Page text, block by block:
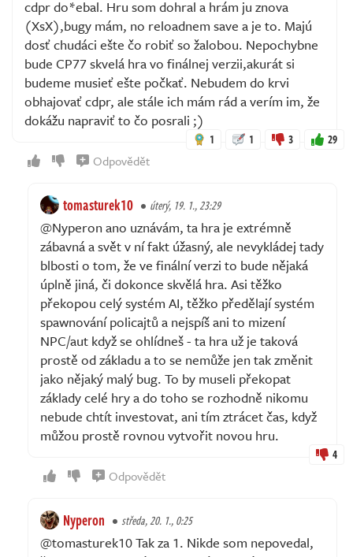
cdpr do*ebal. Hru som dohral a hrám ju znova
(XsX),bugy mám, no reloadnem save a je to. Majú
dosť chudáci ešte čo robiť so žalobou. Nepochybne
bude CP77 skvelá hra vo finálnej verzii,akurát si
budeme musieť ešte počkať. Nebudem do krvi
obhajovať cdpr, ale stále ich mám rád a verím im, že
dokážu napraviť to čo posrali ;)
1 1 3 29
Odpovědět
tomasturek10 úterý, 19. 1., 23:29
@Nyperon ano uznávám, ta hra je extrémně
zábavná a svět v ní fakt úžasný, ale nevykládej tady
blbosti o tom, že ve finální verzi to bude nějaká
úplně jiná, či dokonce skvělá hra. Asi těžko
překopou celý systém AI, těžko předělají systém
spawnování policajtů a nejspíš ani to mizení
NPC/aut když se ohlídneš - ta hra už je taková
prostě od základu a to se nemůže jen tak změnit
jako nějaký malý bug. To by museli překopat
základy celé hry a do toho se rozhodně nikomu
nebude chtít investovat, ani tím ztrácet čas, když
můžou prostě rovnou vytvořit novou hru.
4
Odpovědět
Nyperon středa, 20. 1., 0:25
@tomasturek10 Tak za 1. Nikde som nepovedal,